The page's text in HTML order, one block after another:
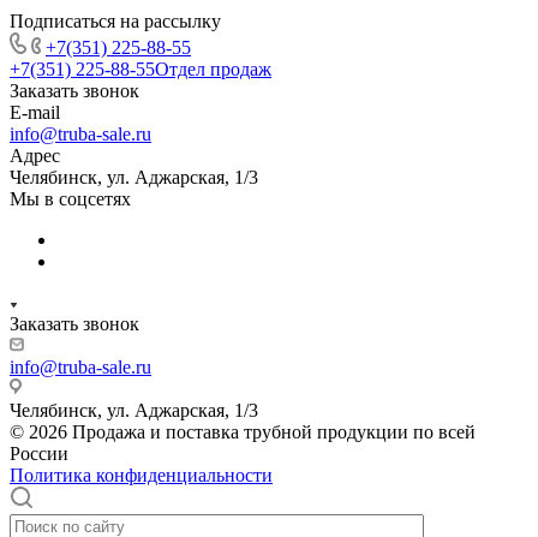
Подписаться на рассылку
+7(351) 225-88-55
+7(351) 225-88-55Отдел продаж
Заказать звонок
E-mail
info@truba-sale.ru
Адрес
Челябинск, ул. Аджарская, 1/3
Мы в соцсетях
Заказать звонок
info@truba-sale.ru
Челябинск, ул. Аджарская, 1/3
© 2026 Продажа и поставка трубной продукции по всей
России
Политика конфиденциальности